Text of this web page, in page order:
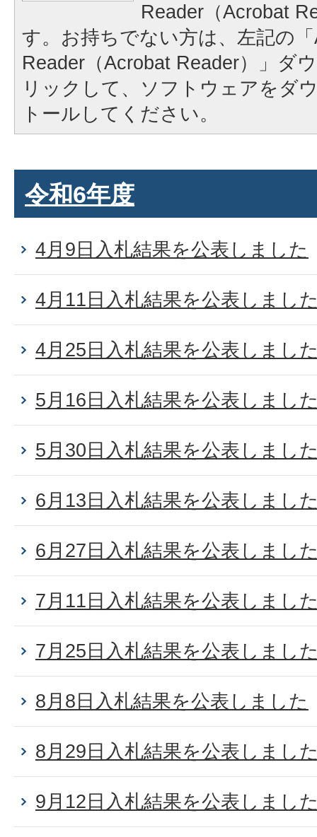
Reader（Acrobat
す。お持ちでない方は、左記の
Reader（Acrobat Reader）」ダ
リックして、ソフトウェアをダ
トールしてください。
令和6年度
4月9日入札結果を公表しました
4月11日入札結果を公表しまし
4月25日入札結果を公表しまし
5月16日入札結果を公表しまし
5月30日入札結果を公表しまし
6月13日入札結果を公表しまし
6月27日入札結果を公表しまし
7月11日入札結果を公表しまし
7月25日入札結果を公表しまし
8月8日入札結果を公表しました
8月29日入札結果を公表しまし
9月12日入札結果を公表しまし